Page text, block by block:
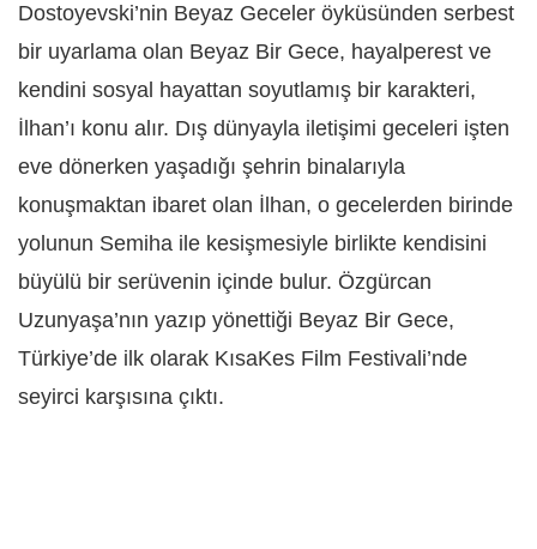
Dostoyevski’nin Beyaz Geceler öyküsünden serbest
bir uyarlama olan Beyaz Bir Gece, hayalperest ve
kendini sosyal hayattan soyutlamış bir karakteri,
İlhan’ı konu alır. Dış dünyayla iletişimi geceleri işten
eve dönerken yaşadığı şehrin binalarıyla
konuşmaktan ibaret olan İlhan, o gecelerden birinde
yolunun Semiha ile kesişmesiyle birlikte kendisini
büyülü bir serüvenin içinde bulur. Özgürcan
Uzunyaşa’nın yazıp yönettiği Beyaz Bir Gece,
Türkiye’de ilk olarak KısaKes Film Festivali’nde
seyirci karşısına çıktı.